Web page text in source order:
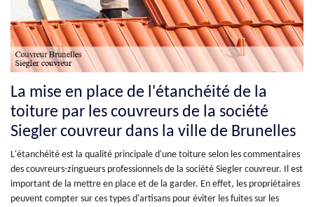
La mise en place de l'étanchéité de la
toiture par les couvreurs de la société
Siegler couvreur dans la ville de Brunelles
L'étanchéité est la qualité principale d'une toiture selon les commentaires
des couvreurs-zingueurs professionnels de la société Siegler couvreur. Il est
important de la mettre en place et de la garder. En effet, les propriétaires
peuvent compter sur ces types d'artisans pour éviter les fuites sur les